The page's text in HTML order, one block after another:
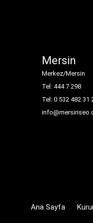
Mersin
Merkez/Mersin
Tel: 444 7 298
Tel: 0 532 482 31
Ana Sayfa